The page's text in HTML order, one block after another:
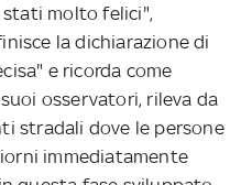
stati molto felici",
la dichiarazione di
e ricorda come
osservatori, rileva da
stradali dove le persone
immediatamente